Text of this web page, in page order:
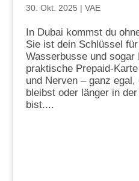
30. Okt. 2025 | VAE
In Dubai kommst du
Sie ist dein Schlüssel
Wasserbusse und sogar
praktische Prepaid-
und Nerven – ganz egal,
bleibst oder länger in
bist....